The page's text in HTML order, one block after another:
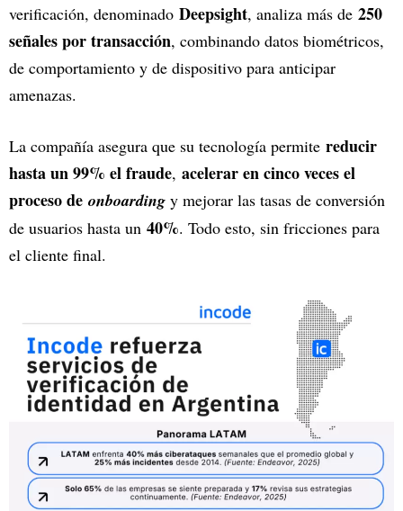
verificación, denominado Deepsight, analiza más de 250
señales por transacción, combinando datos biométricos,
de comportamiento y de dispositivo para anticipar
amenazas.
La compañía asegura que su tecnología permite reducir
hasta un 99% el fraude, acelerar en cinco veces el
proceso de onboarding y mejorar las tasas de conversión
de usuarios hasta un 40%. Todo esto, sin fricciones para
el cliente final.